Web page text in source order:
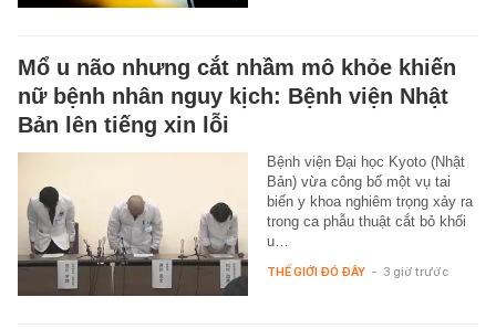
Mổ u não nhưng cắt nhầm mô khỏe khiến
nữ bệnh nhân nguy kịch: Bệnh viện Nhật
Bản lên tiếng xin lỗi
Bệnh viện Đại học Kyoto (Nhật
Bản) vừa công bố một vụ tai
biến y khoa nghiêm trọng xảy ra
trong ca phẫu thuật cắt bỏ khối
u…
THẾ GIỚI ĐÓ ĐÂY - 3 giờ trước